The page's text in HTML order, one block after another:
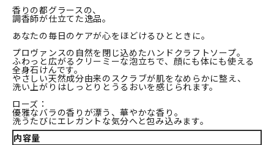
香りの都グラースの、
調香師が仕立てた逸品。
あなたの毎日のケアが心をほどけるひとときに。
プロヴァンスの自然を閉じ込めたハンドクラフトソープ。
ふわっと広がるクリーミーな泡立ちで、顔にも体にも使える
全身石けんです。
やさしい天然成分由来のスクラブが肌をなめらかに整え、
洗い上がりはしっとりとうるおいを感じられます。
ローズ：
優雅なバラの香りが漂う、華やかな香り。
洗うたびにエレガントな気分へと包み込みます。
内容量